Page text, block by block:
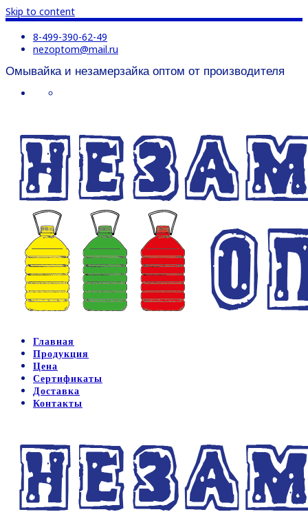
Skip to content
8-499-390-62-49
nezoptom@mail.ru
Омывайка и незамерзайка оптом от производителя
Главная
Продукция
Цена
Сертификаты
Доставка
Контакты